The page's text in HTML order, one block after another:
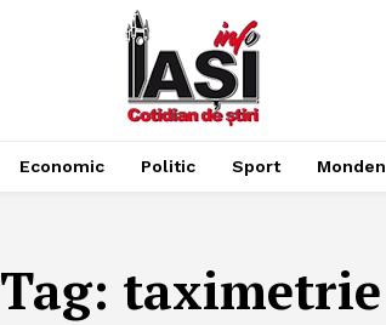
Economic Politic Sport Monden
Tag: taximetrie